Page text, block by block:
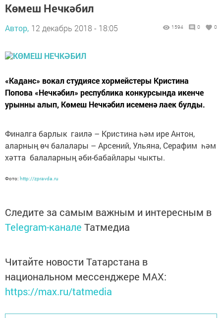
Көмеш Нечкәбил
Автор, 12 декабрь 2018 - 18:05 1594 0 0
«Каданс» вокал студиясе хормейстеры Кристина
Попова «Нечкәбил» рес­публика конкурсында икенче
урынны алып, Көмеш Нечкәбил исеменә лаек булды.
Финалга барлык гаилә – Кристина һәм ире Антон,
аларның өч балалары – Арсений, Ульяна, Серафим һәм
хәтта балаларның әби-бабайлары чыкты.
Фото: http://zpravda.ru
Следите за самым важным и интересным в
Telegram-канале Татмедиа
Читайте новости Татарстана в
национальном мессенджере MАХ:
https://max.ru/tatmedia